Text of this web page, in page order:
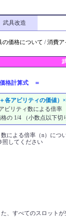
武具改造
の価格について /消費ア
格計算式 ＝
各アビリティの価値）
ビリティ数による倍率
の 1/4 （小数点以下切
による倍率（n）につ
照してください
た、すべてのスロット